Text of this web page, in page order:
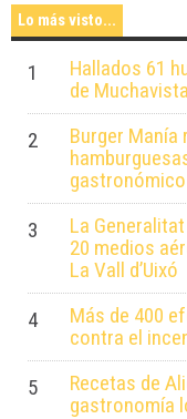
Lo más visto...
1
Hallados 61
de
2
Burger Manía
3
La
20 medios
La Vall d’Uixó
4
Más de 400
contra el
5
Recetas de
gastronomía